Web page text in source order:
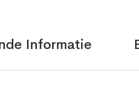
Informatie